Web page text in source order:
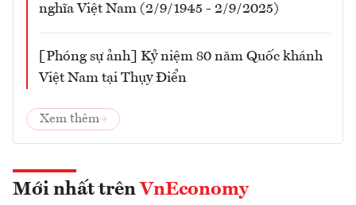
nghĩa Việt Nam (2/9/1945 - 2/9/2025)
[Phóng sự ảnh] Kỷ niệm 80 năm Quốc khánh
Việt Nam tại Thụy Điển
Xem thêm
Mới nhất trên VnEconomy